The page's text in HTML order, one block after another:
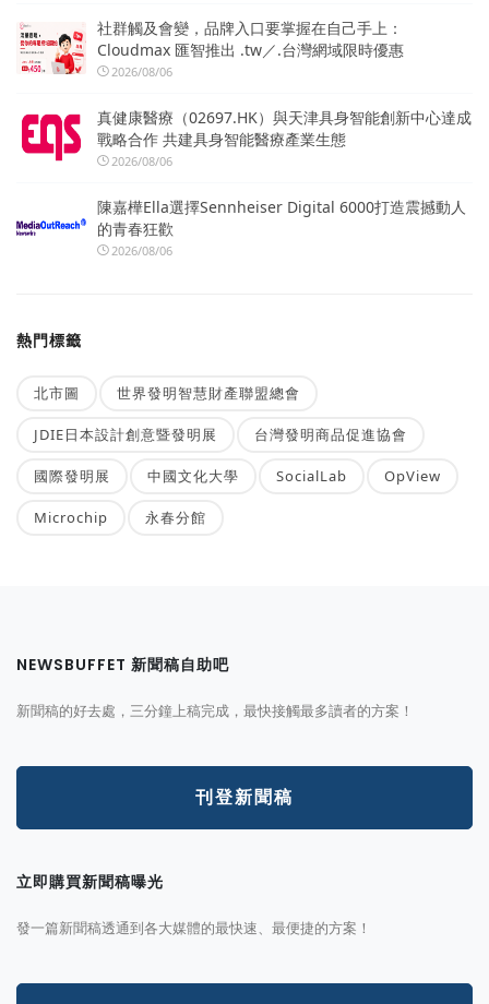
社群觸及會變，品牌入口要掌握在自己手上：
Cloudmax 匯智推出 .tw／.台灣網域限時優惠
2026/08/06
真健康醫療（02697.HK）與天津具身智能創新中心達成
戰略合作 共建具身智能醫療產業生態
2026/08/06
陳嘉樺Ella選擇Sennheiser Digital 6000打造震撼動人
的青春狂歡
2026/08/06
熱門標籤
北市圖 世界發明智慧財產聯盟總會
JDIE日本設計創意暨發明展 台灣發明商品促進協會
國際發明展 中國文化大學 SocialLab OpView
Microchip 永春分館
NEWSBUFFET 新聞稿自助吧
新聞稿的好去處，三分鐘上稿完成，最快接觸最多讀者的方案！
刊登新聞稿
立即購買新聞稿曝光
發一篇新聞稿透通到各大媒體的最快速、最便捷的方案！